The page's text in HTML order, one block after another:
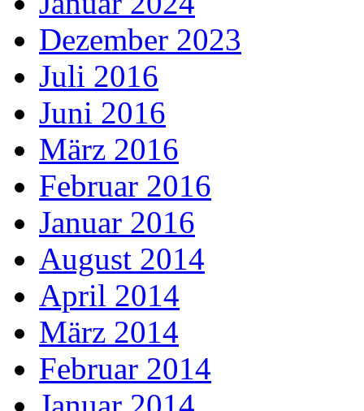
Dezember 2023
Juli 2016
Juni 2016
März 2016
Februar 2016
Januar 2016
August 2014
April 2014
März 2014
Februar 2014